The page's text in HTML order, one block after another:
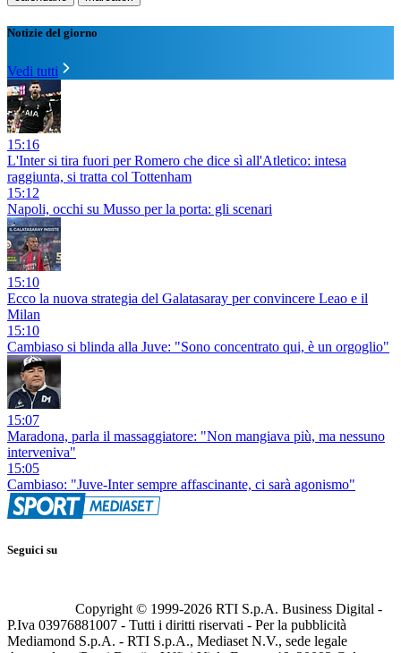
Notizie del giorno
Vedi tutti
15:16
L'Inter si tira fuori per Romero che dice sì all'Atletico: intesa
raggiunta, si tratta col Tottenham
15:12
Napoli, occhi su Musso per la porta: gli scenari
15:10
Ecco la nuova strategia del Galatasaray per convincere Leao e il
Milan
15:10
Cambiaso si blinda alla Juve: "Sono concentrato qui, è un orgoglio"
15:07
Maradona, parla il massaggiatore: "Non mangiava più, ma nessuno
interveniva"
15:05
Cambiaso: "Juve-Inter sempre affascinante, ci sarà agonismo"
Seguici su
Copyright © 1999-2026 RTI S.p.A. Business Digital -
P.Iva 03976881007 - Tutti i diritti riservati - Per la pubblicità
Mediamond S.p.A. - RTI S.p.A., Mediaset N.V., sede legale